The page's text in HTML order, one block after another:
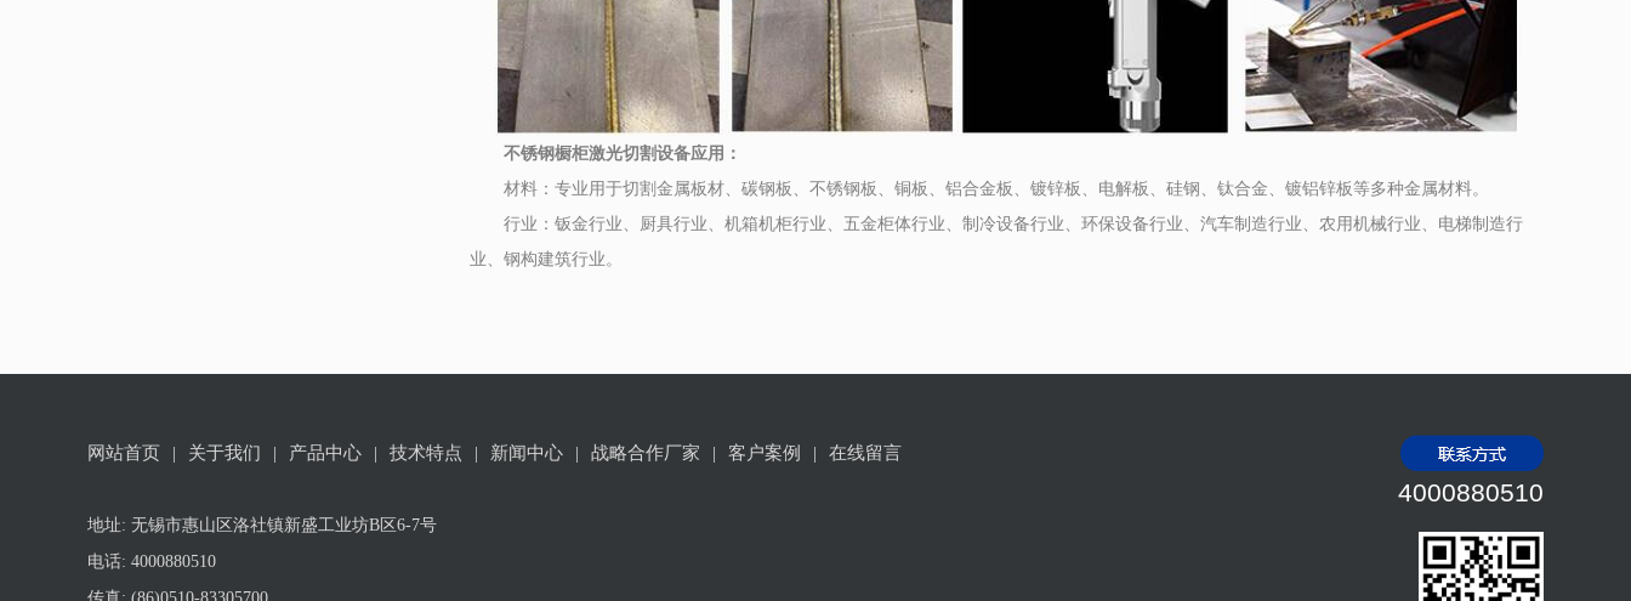
不锈钢橱柜激光切割设备应用：
材料：专业用于切割金属板材、碳钢板、不锈钢板、铜板、铝合金板、镀锌板、电解板、硅钢、钛合金、镀铝锌板等多种金属材料。
行业：钣金行业、厨具行业、机箱机柜行业、五金柜体行业、制冷设备行业、环保设备行业、汽车制造行业、农用机械行业、电梯制造行
业、钢构建筑行业。
4000880510
网站首页 | 关于我们 | 产品中心 | 技术特点 | 新闻中心 | 战略合作厂家 | 客户案例 | 在线留言
地址: 无锡市惠山区洛社镇新盛工业坊B区6-7号
电话: 4000880510